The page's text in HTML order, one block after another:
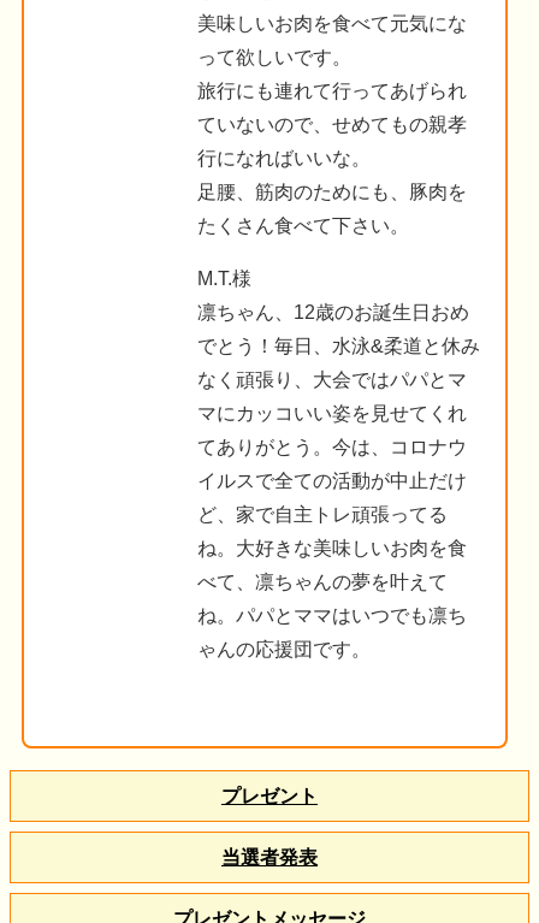
美味しいお肉を食べて元気にな
って欲しいです。
旅行にも連れて行ってあげられ
ていないので、せめてもの親孝
行になればいいな。
足腰、筋肉のためにも、豚肉を
たくさん食べて下さい。
M.T.様
凛ちゃん、12歳のお誕生日おめ
でとう！毎日、水泳&柔道と休み
なく頑張り、大会ではパパとマ
マにカッコいい姿を見せてくれ
てありがとう。今は、コロナウ
イルスで全ての活動が中止だけ
ど、家で自主トレ頑張ってる
ね。大好きな美味しいお肉を食
べて、凛ちゃんの夢を叶えて
ね。パパとママはいつでも凛ち
ゃんの応援団です。
プレゼント
当選者発表
プレゼントメッセージ